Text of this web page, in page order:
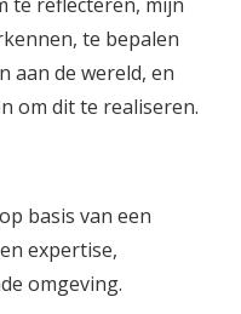
te bepalen
aan de wereld, en
om dit te realiseren.
basis van een
expertise,
omgeving.